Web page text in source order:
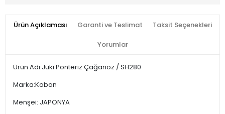
Ürün Açıklaması Garanti ve Teslimat Taksit Seçenekleri
Yorumlar
Ürün Adı:Juki Ponteriz Çağanoz / SH280
Marka:Koban
Menşei: JAPONYA